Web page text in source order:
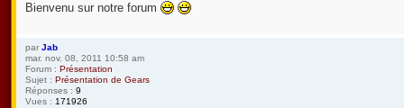
Bienvenu sur notre forum
par Jab
mar. nov. 08, 2011 10:58 am
Forum : Présentation
Sujet : Présentation de Gears
Réponses : 9
Vues : 171926